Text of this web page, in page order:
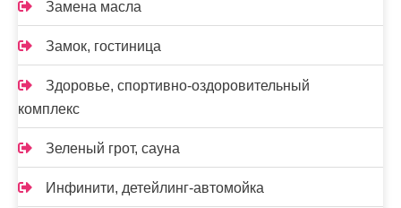
Замена масла
Замок, гостиница
Здоровье, спортивно-оздоровительный
комплекс
Зеленый грот, сауна
Инфинити, детейлинг-автомойка